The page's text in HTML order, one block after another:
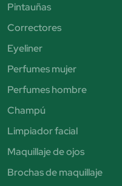
Pintauñas
Correctores
Eyeliner
Perfumes mujer
Perfumes hombre
Champú
Limpiador facial
Maquillaje de ojos
Brochas de maquillaje